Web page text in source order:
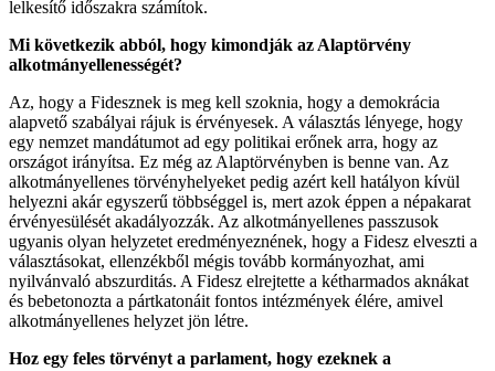
lelkesítő időszakra számítok.
Mi következik abból, hogy kimondják az Alaptörvény
alkotmányellenességét?
Az, hogy a Fidesznek is meg kell szoknia, hogy a demokrácia
alapvető szabályai rájuk is érvényesek. A választás lényege, hogy
egy nemzet mandátumot ad egy politikai erőnek arra, hogy az
országot irányítsa. Ez még az Alaptörvényben is benne van. Az
alkotmányellenes törvényhelyeket pedig azért kell hatályon kívül
helyezni akár egyszerű többséggel is, mert azok éppen a népakarat
érvényesülését akadályozzák. Az alkotmányellenes passzusok
ugyanis olyan helyzetet eredményeznének, hogy a Fidesz elveszti a
választásokat, ellenzékből mégis tovább kormányozhat, ami
nyilvánvaló abszurditás. A Fidesz elrejtette a kétharmados aknákat
és bebetonozta a pártkatonáit fontos intézmények élére, amivel
alkotmányellenes helyzet jön létre.
Hoz egy feles törvényt a parlament, hogy ezeknek a